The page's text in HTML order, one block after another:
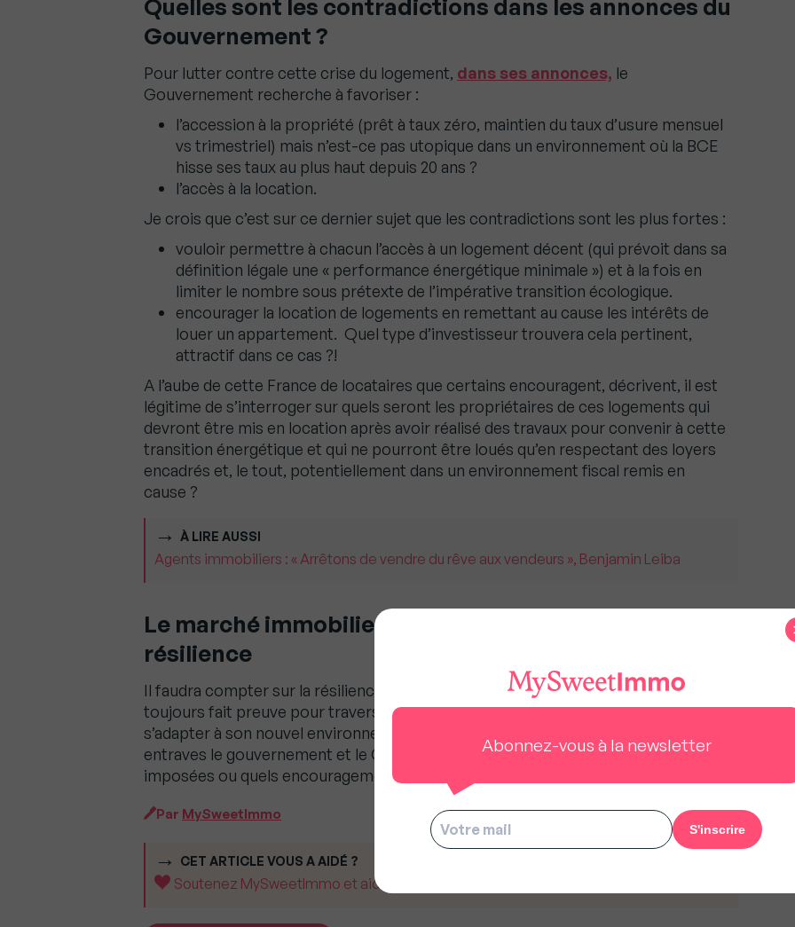
Quelles sont les contradictions dans les annonces du
Gouvernement ?
Pour lutter contre cette crise du logement, dans ses annonces, le
Gouvernement recherche à favoriser :
l’accession à la propriété (prêt à taux zéro, maintien du taux d’usure mensuel
vs trimestriel) mais n’est-ce pas utopique dans un environnement où la BCE
hisse ses taux au plus haut depuis 20 ans ?
l’accès à la location.
Je crois que c’est sur ce dernier sujet que les contradictions sont les plus fortes :
vouloir permettre à chacun l’accès à un logement décent (qui prévoit dans sa
définition légale une « performance énergétique minimale ») et à la fois en
limiter le nombre sous prétexte de l’impérative transition écologique.
encourager la location de logements en remettant au cause les intérêts de
louer un appartement. Quel type d’investisseur trouvera cela pertinent,
attractif dans ce cas ?!
A l’aube de cette France de locataires que certains encouragent, décrivent, il est
légitime de s’interroger sur quels seront les propriétaires de ces logements qui
devront être mis en location après avoir réalisé des travaux pour convenir à cette
transition énergétique et qui ne pourront être loués qu’en respectant des loyers
encadrés et, le tout, potentiellement dans un environnement fiscal remis en
cause ?
À LIRE AUSSI
Agents immobiliers : « Arrêtons de vendre du rêve aux vendeurs », Benjamin Leiba
Le marché immobilier a toujours fait preuve de
résilience
Il faudra compter sur la résilience, la force intrinsèque dont le marché immobilier a
toujours fait preuve pour traverser les différentes crises et lui laisser le temps de
s’adapter à son nouvel environnement. A voir à moyen et long terme quelles autres
entraves le gouvernement et le Conseil national de la Refondation (CNR) lui auront
imposées ou quels encouragements ils lui auront apportés.
Par MySweetImmo
CET ARTICLE VOUS A AIDÉ ?
Soutenez MySweetImmo et aidez-nous à rester gratuit pour tous.
Abonnez-vous à la newsletter